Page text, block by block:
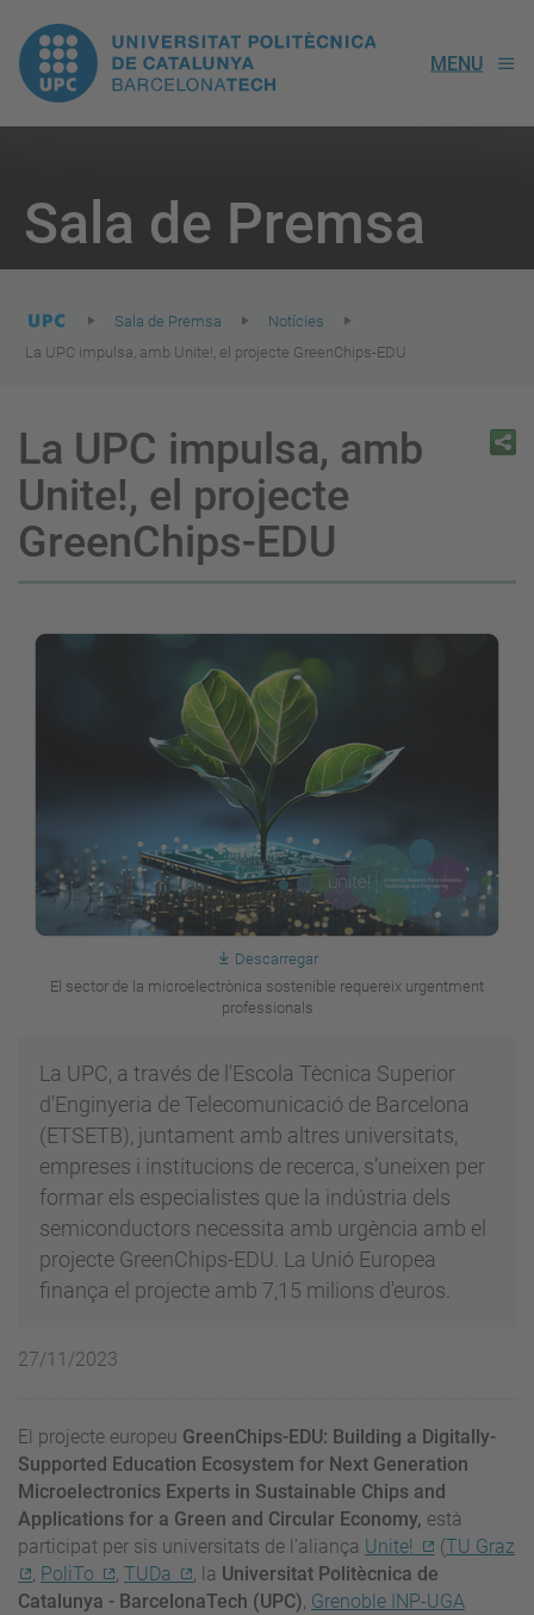
UPC.
Universitat
de
Catalunya
MENU
Sala de Premsa
here:
Sala de Premsa
Notícies
La UPC impulsa, amb Unite!, el projecte GreenChips-EDU
La UPC impulsa, amb
Unite!, el projecte
GreenChips-EDU
Descarregar
El sector de la microelectrònica sostenible requereix urgentment
professionals
La UPC, a través de l'Escola Tècnica Superior
d'Enginyeria de Telecomunicació de Barcelona
(ETSETB), juntament amb altres universitats,
empreses i institucions de recerca, s’uneixen per
formar els especialistes que la indústria dels
semiconductors necessita amb urgència amb el
projecte GreenChips-EDU. La Unió Europea
finança el projecte amb 7,15 milions d'euros.
27/11/2023
El projecte europeu GreenChips-EDU: Building a Digitally-
Supported Education Ecosystem for Next Generation
Microelectronics Experts in Sustainable Chips and
Applications for a Green and Circular Economy, està
participat per sis universitats de l’aliança Unite! (TU Graz
, PoliTo , TUDa , la Universitat Politècnica de
Catalunya - BarcelonaTech (UPC), Grenoble INP-UGA